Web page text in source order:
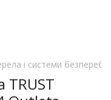
і системи